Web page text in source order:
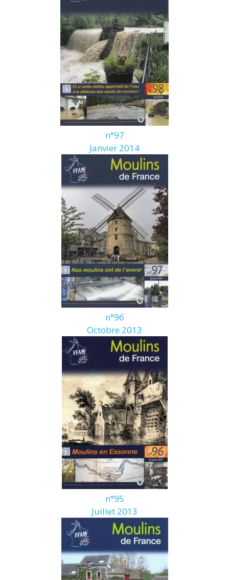
n°97
Janvier 2014
n°96
Octobre 2013
n°95
Juillet 2013